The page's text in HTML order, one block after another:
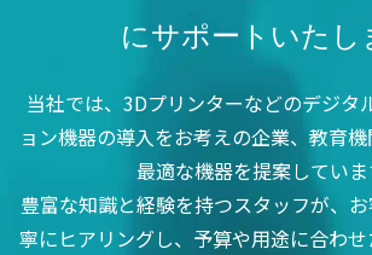
にサポートいたし
当社では、3Dプリンターなどのデジタ
ョン機器の導入をお考えの企業、教育
最適な機器を提案していま
豊富な知識と経験を持つスタッフが、
寧にヒアリングし、予算や用途に合わ